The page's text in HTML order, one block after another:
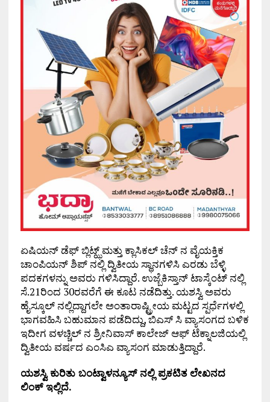
ಏಷಿಯನ್ ಡೆಫ್ ಬ್ಲಿಟ್ಝ್ ಮತ್ತು ಕ್ಲಾಸಿಕಲ್ ಚೆನ್ ನ ವೈಯಕ್ತಿಕ
ಚಾಂಪಿಯನ್ ಶಿಪ್ ನಲ್ಲಿ ದ್ವಿತೀಯ ಸ್ಥಾನಗಳಿಸಿ ಎರಡು ಬೆಳ್ಳಿ
ಪದಕಗಳನ್ನು ಅವರು ಗಳಿಸಿದ್ದಾರೆ. ಉಜ್ಬೆಕಿಸ್ತಾನ್ ಟಾಸ್ಕೆಂಟ್ ನಲ್ಲಿ
ಸೆ.21ರಿಂದ 30ರವರೆಗೆ ಈ ಕೂಟ ನಡೆದಿತ್ತು. ಯಶಸ್ವಿ ಅವರು
ಹೈಸ್ಕೂಲ್ ನಲ್ಲಿದ್ದಾಗಲೇ ಅಂತಾರಾಷ್ಟ್ರೀಯ ಮಟ್ಟದ ಸ್ಪರ್ಧೆಗಳಲ್ಲಿ
ಭಾಗವಹಿಸಿ ಬಹುಮಾನ ಪಡೆದಿದ್ದು, ಬಿಎಸ್ ಸಿ ವ್ಯಾಸಂಗದ ಬಳಿಕ
ಇದೀಗ ವಳಚ್ಚಿಲ್ ನ ಶ್ರೀನಿವಾಸ್ ಕಾಲೇಜ್ ಆಫ್ ಟೆಕ್ನಾಲಜಿಯಲ್ಲಿ
ದ್ವಿತೀಯ ವರ್ಷದ ಎಂಸಿಎ ವ್ಯಾಸಂಗ ಮಾಡುತ್ತಿದ್ದಾರೆ.
ಯಶಸ್ವಿ ಕುರಿತು ಬಂಟ್ವಾಳನ್ಯೂಸ್ ನಲ್ಲಿ ಪ್ರಕಟಿತ ಲೇಖನದ
ಲಿಂಕ್ ಇಲ್ಲಿದೆ.